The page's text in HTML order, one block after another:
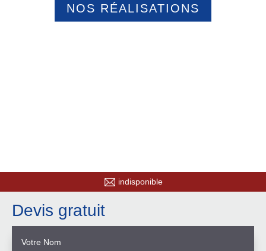
NOS RÉALISATIONS
indisponible
Devis gratuit